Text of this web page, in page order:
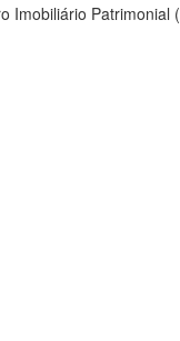
Imobiliário Patrimonial